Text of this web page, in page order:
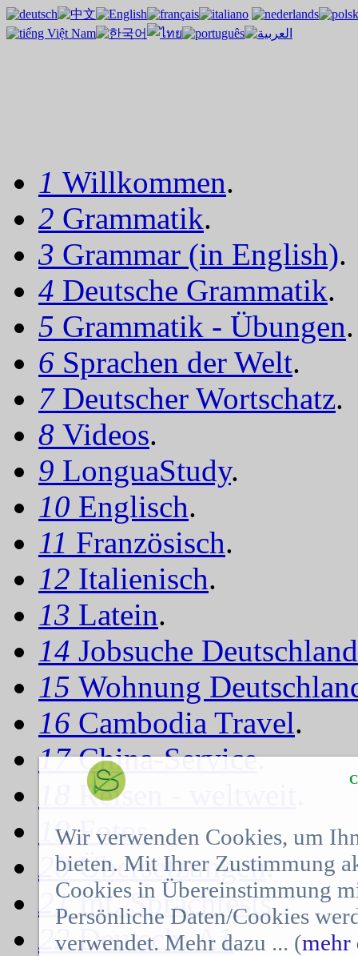
1 Willkommen.
2 Grammatik.
3 Grammar (in English).
4 Deutsche Grammatik.
5 Grammatik - Übungen.
6 Sprachen der Welt.
7 Deutscher Wortschatz.
8 Videos.
9 LonguaStudy.
10 Englisch.
11 Französisch.
12 Italienisch.
13 Latein.
14 Jobsuche Deutschland
15 Wohnung
16 Cambodia Travel.
17China-Service.
Reisen - weltweit
19Fotos.
20Übersetzungen.
21Int. Sprachtests.
22Deutsch: A1.
Wir verwenden Cookies, um
bieten. Mit Ihrer Zustimmung
Cookies in Übereinstimmung
Persönliche Daten/Cookies
verwendet. Mehr dazu ... (mehr